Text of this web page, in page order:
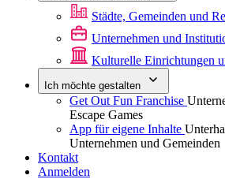
Städte, Gemeinden und
Unternehmen und
Kulturelle Einrichtungen
Ich möchte gestalten
Get Out Fun Franchise
Escape Games
App für eigene Inhalte
Unternehmen und Gemeinden
Kontakt
Anmelden